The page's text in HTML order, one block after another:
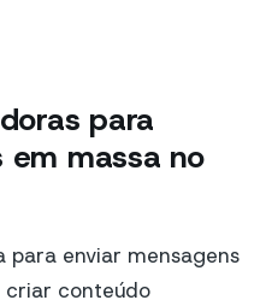
para
em massa no
para enviar mensagens
criar conteúdo